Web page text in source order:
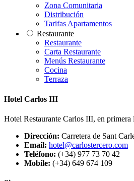
Zona Comunitaria
Distribución
Tarifas Apartamentos
Restaurante
Restaurante
Carta Restaurante
Menús Restaurante
Cocina
Terraza
Hotel Carlos III
Hotel Restaurante Carlos III, en
Dirección: Carretera de Sant
Email: hotel@carlostercero.com
Teléfono: (+34) 977 73 70 42
Mobile: (+34) 649 674 109